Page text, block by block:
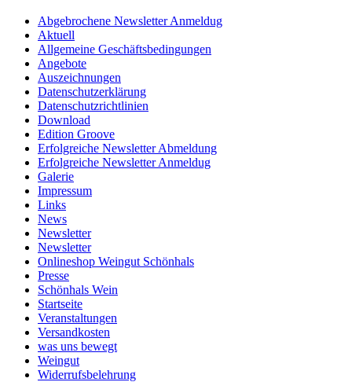
Abgebrochene Newsletter Anmeldug
Aktuell
Allgemeine Geschäftsbedingungen
Angebote
Auszeichnungen
Datenschutzerklärung
Datenschutzrichtlinien
Download
Edition Groove
Erfolgreiche Newsletter Abmeldung
Erfolgreiche Newsletter Anmeldug
Galerie
Impressum
Links
News
Newsletter
Newsletter
Onlineshop Weingut Schönhals
Presse
Schönhals Wein
Startseite
Veranstaltungen
Versandkosten
was uns bewegt
Weingut
Widerrufsbelehrung